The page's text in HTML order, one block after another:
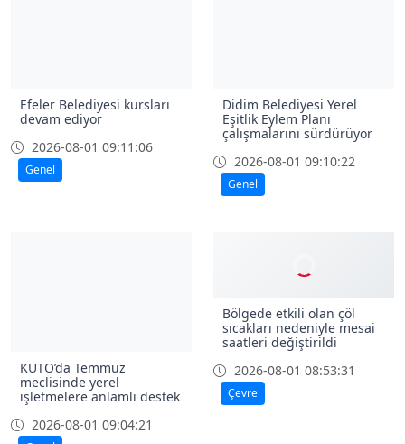
Efeler Belediyesi kursları
devam ediyor
2026-08-01 09:11:06
Genel
Didim Belediyesi Yerel
Eşitlik Eylem Planı
çalışmalarını sürdürüyor
2026-08-01 09:10:22
Genel
KUTO’da Temmuz
meclisinde yerel
işletmelere anlamlı destek
2026-08-01 09:04:21
Bölgede etkili olan çöl
sıcakları nedeniyle mesai
saatleri değiştirildi
2026-08-01 08:53:31
Çevre